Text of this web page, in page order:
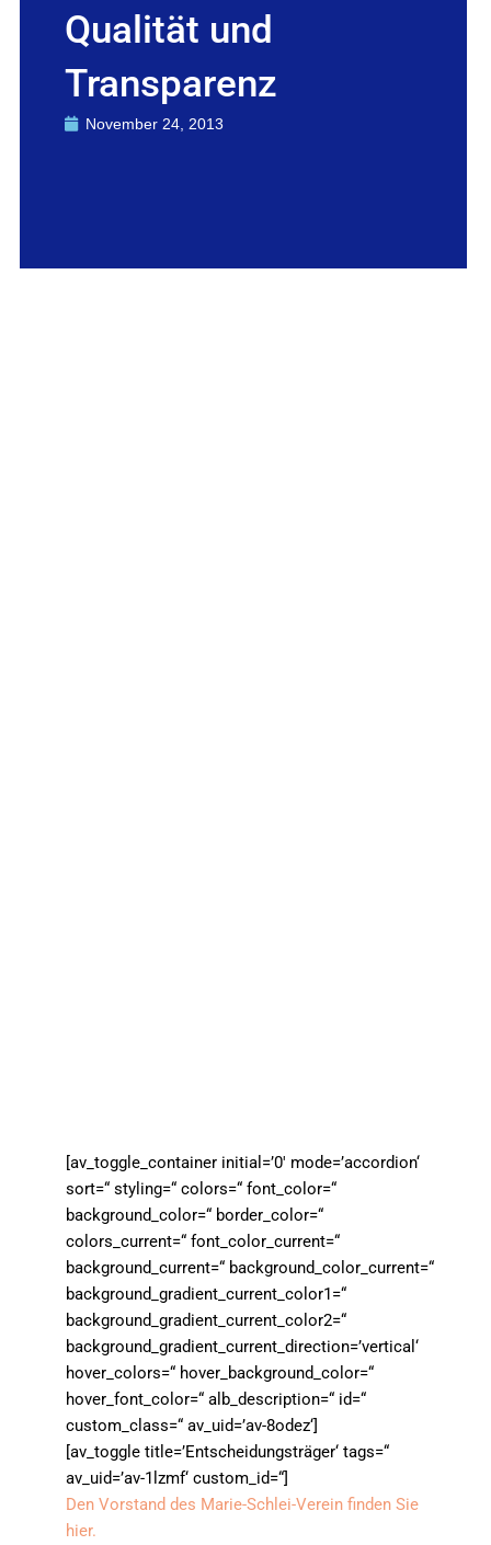
Qualität und
Transparenz
November 24, 2013
[av_toggle_container initial=’0′ mode=’accordion‘
sort=“ styling=“ colors=“ font_color=“
background_color=“ border_color=“
colors_current=“ font_color_current=“
background_current=“ background_color_current=“
background_gradient_current_color1=“
background_gradient_current_color2=“
background_gradient_current_direction=’vertical‘
hover_colors=“ hover_background_color=“
hover_font_color=“ alb_description=“ id=“
custom_class=“ av_uid=’av-8odez‘]
[av_toggle title=’Entscheidungsträger‘ tags=“
av_uid=’av-1lzmf‘ custom_id=“]
Den Vorstand des Marie-Schlei-Verein finden Sie
hier.